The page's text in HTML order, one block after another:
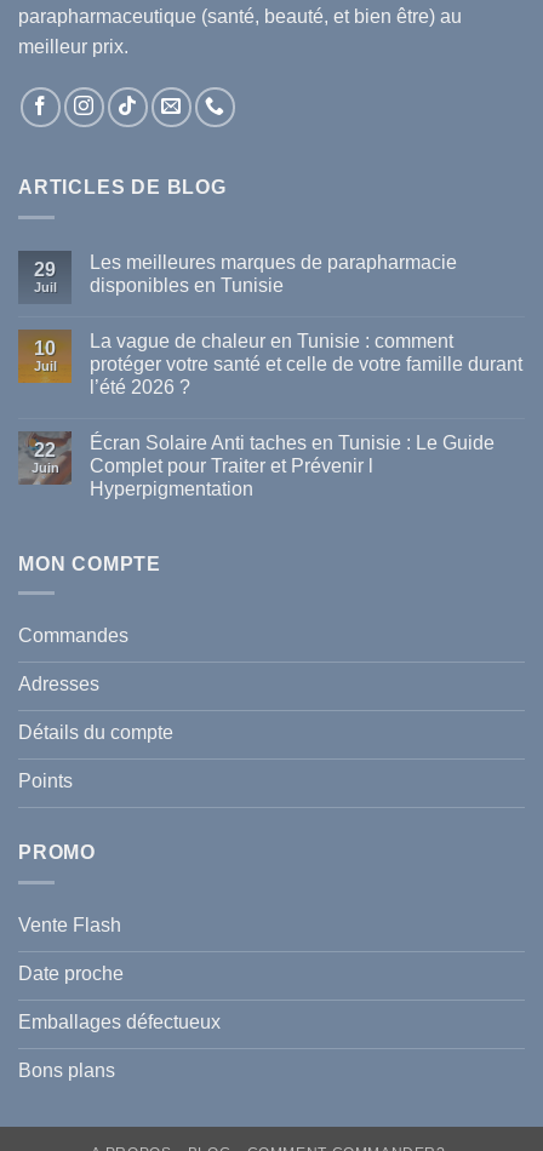
parapharmaceutique (santé, beauté, et bien être) au
meilleur prix.
ARTICLES DE BLOG
29
Juil
Les meilleures marques de parapharmacie
disponibles en Tunisie
sur
meilleures
marques
disponibles
en
Tunisie
10
Juil
La vague de chaleur en Tunisie : comment
protéger votre santé et celle de votre famille durant
l’été 2026 ?
sur
La
vague
de
comment
et
celle
de
votre
famille
durant
l’été
2026
?
22
Juin
Écran Solaire Anti taches en Tunisie : Le Guide
Complet pour Traiter et Prévenir l
Hyperpigmentation
Écran
Solaire
Tunisie
Guide
Traiter
Prévenir
MON COMPTE
Commandes
Adresses
Détails du compte
Points
PROMO
Vente Flash
Date proche
Emballages défectueux
Bons plans